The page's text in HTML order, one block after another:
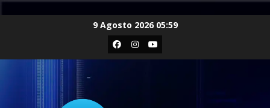
9 Agosto 2026 05:59
Facebook
Instagram
Youtube